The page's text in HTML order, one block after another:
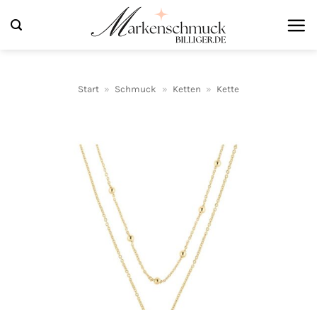
Inhalt
Start » Schmuck » Ketten » Kette